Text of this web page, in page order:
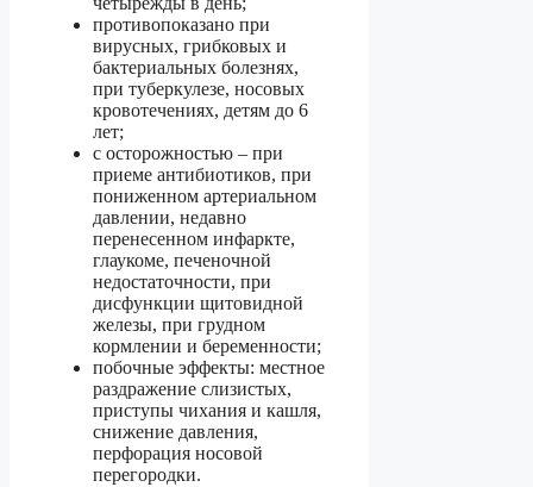
противопоказано при
вирусных, грибковых и
бактериальных болезнях,
при туберкулезе, носовых
кровотечениях, детям до 6
лет;
с осторожностью – при
приеме антибиотиков, при
пониженном артериальном
давлении, недавно
перенесенном инфаркте,
глаукоме, печеночной
недостаточности, при
дисфункции щитовидной
железы, при грудном
кормлении и беременности;
побочные эффекты: местное
раздражение слизистых,
приступы чихания и кашля,
снижение давления,
перфорация носовой
перегородки.